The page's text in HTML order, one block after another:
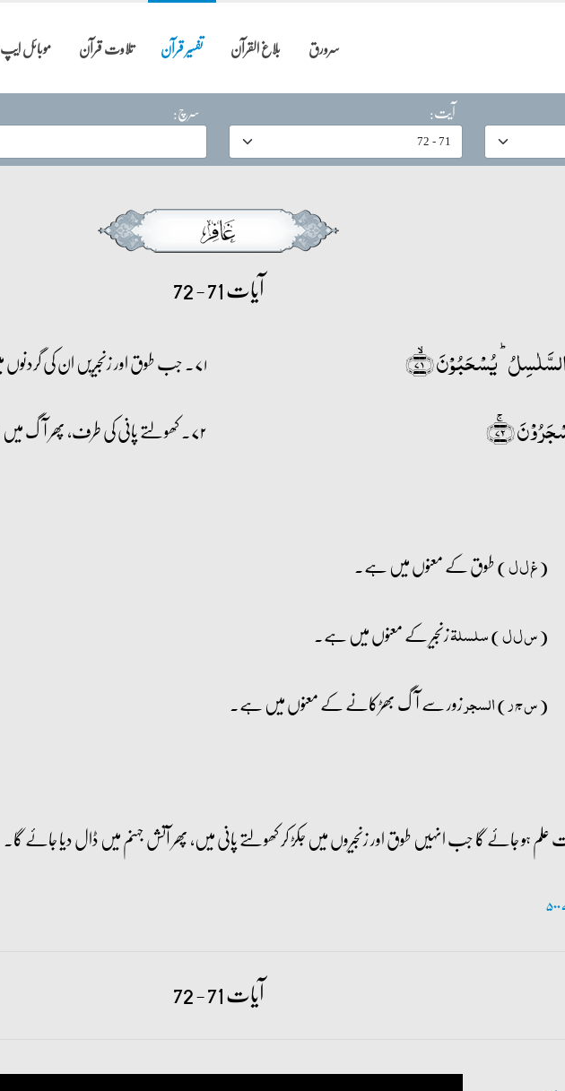
سرورق بلاغ القرآن تفسیر قرآن تلاوت قرآن موبائل ایپ
آیت: سرچ:
آیات 71 - 72
یُسۡحَبُوۡنَ ﴿ۙ۷۱﴾ ۷۱۔ جب طوق اور زنجیریں ان کی گردنوں میں ہوں گی، گھسیٹے جا رہے ہوں گے،
﴿ۚ۷۲﴾ ۷۲۔ کھولتے پانی کی طرف، پھر آگ میں جھونک دیے جائیں گے ۔
(غ ل ل) طوق کے معنوں میں ہے۔
(س ل ل)سلسلۃزنجیر کے معنوں میں ہے۔
(س ج ر)السجرزور سے آگ بھڑکانے کے معنوں میں ہے۔
ہو جائے گا جب انہیں طوق اور زنجیروں میں جکڑ کر کھولتے پانی میں، پھر آتش جہنم میں ڈال دیا جائے گا۔
آیات 71 - 72